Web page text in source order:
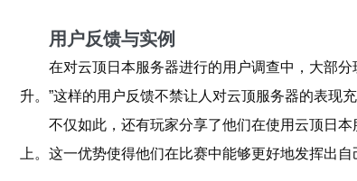
用户反馈与实例
在对云顶日本服务器进行的用户调查中，大部
升。”这样的用户反馈不禁让人对云顶服务器的表现充
不仅如此，还有玩家分享了他们在使用云顶日
上。这一优势使得他们在比赛中能够更好地发挥出自